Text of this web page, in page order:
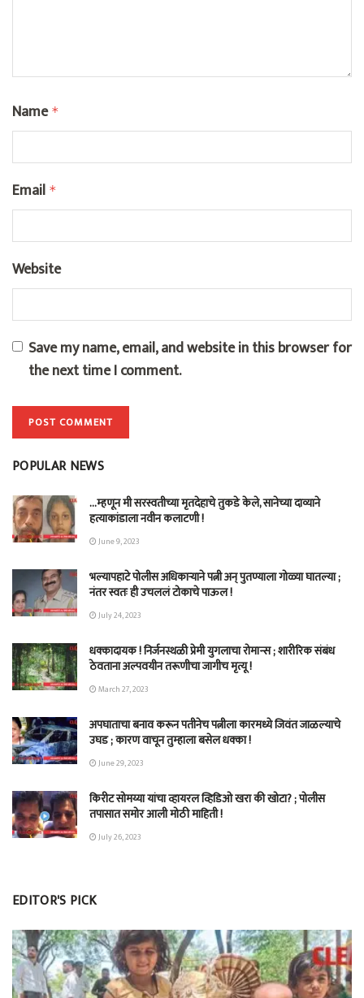
Name *
Email *
Website
Save my name, email, and website in this browser for
the next time I comment.
POPULAR NEWS
…म्हणून मी सरस्वतीच्या मृतदेहाचे तुकडे केले, सानेच्या दाव्याने
हत्याकांडाला नवीन कलाटणी !
June 9, 2023
भल्यापहाटे पोलीस अधिकाऱ्याने पत्नी अन् पुतण्याला गोळ्या घातल्या ;
नंतर स्वतः ही उचललं टोकाचे पाऊल !
July 24, 2023
धक्कादायक ! निर्जनस्थळी प्रेमी युगलाचा रोमान्स ; शारीरिक संबंध
ठेवताना अल्पवयीन तरूणीचा जागीच मृत्यू !
March 27, 2023
अपघाताचा बनाव करून पतीनेच‎ पत्नीला कारमध्ये जिवंत जाळल्याचे
उघड ; कारण वाचून तुम्हाला बसेल धक्का !
June 29, 2023
किरीट सोमय्या यांचा व्हायरल व्हिडिओ खरा की खोटा? ; पोलीस
तपासात समोर आली मोठी माहिती !
July 26, 2023
EDITOR'S PICK